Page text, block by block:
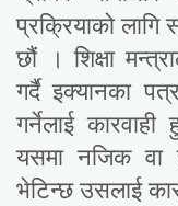
प्रक्रियाको लागि
छौं । शिक्षा
गर्दै इक्यानका
गर्नेलाई
यसमा नजिक वा
भेटिन्छ उसलाई